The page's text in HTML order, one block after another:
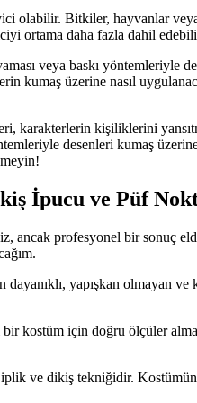
olabilir. Bitkiler, hayvanlar
ortama daha fazla dahil
veya baskı yöntemleriyle
kumaş üzerine nasıl
karakterlerin kişiliklerini
desenleri kumaş
İpucu ve Püf
profesyonel bir sonuç
yapışkan olmayan
kostüm için doğru ölçüler
ve dikiş tekniğidir.